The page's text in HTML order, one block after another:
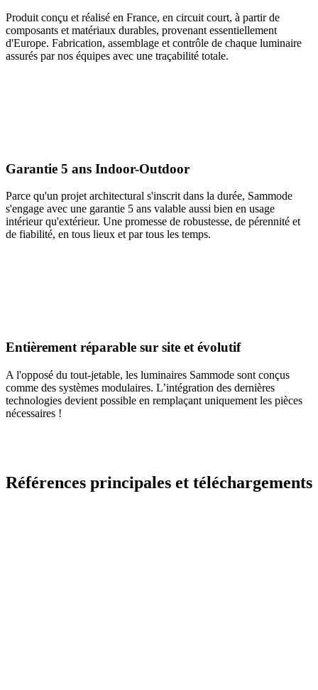
Produit conçu et réalisé en France, en circuit court, à partir de
composants et matériaux durables, provenant essentiellement
d'Europe. Fabrication, assemblage et contrôle de chaque luminaire
assurés par nos équipes avec une traçabilité totale.
Garantie 5 ans Indoor-Outdoor
Parce qu'un projet architectural s'inscrit dans la durée, Sammode
s'engage avec une garantie 5 ans valable aussi bien en usage
intérieur qu'extérieur. Une promesse de robustesse, de pérennité et
de fiabilité, en tous lieux et par tous les temps.
Entièrement réparable sur site et évolutif
A l'opposé du tout-jetable, les luminaires Sammode sont conçus
comme des systèmes modulaires. L’intégration des dernières
technologies devient possible en remplaçant uniquement les pièces
nécessaires !
Références principales et téléchargements